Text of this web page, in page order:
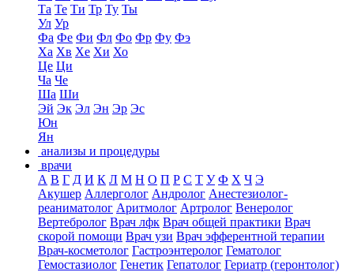
Та Те Ти Тр Ту Ты
Ул Ур
Фа Фе Фи Фл Фо Фр Фу Фэ
Ха Хв Хе Хи Хо
Це Ци
Ча Че
Ша Ши
Эй Эк Эл Эн Эр Эс
Юн
Ян
анализы и процедуры
врачи
А В Г Д И К Л М Н О П Р С Т У Ф Х Ч Э
Акушер Аллерголог Андролог Анестезиолог-
реаниматолог Аритмолог Артролог Венеролог
Вертебролог Врач лфк Врач общей практики Врач
скорой помощи Врач узи Врач эфферентной терапии
Врач-косметолог Гастроэнтеролог Гематолог
Гемостазиолог Генетик Гепатолог Гериатр (геронтолог)